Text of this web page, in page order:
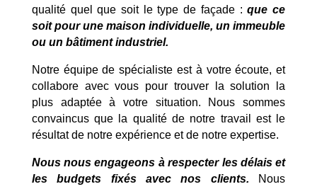
qualité quel que soit le type de façade :que ce
soit pour une maison individuelle, un immeuble
ou un bâtiment industriel.
Notre équipe de spécialiste est à votre écoute, et
collabore avec vous pour trouver la solution la
plus adaptée à votre situation. Nous sommes
convaincus que la qualité de notre travail est le
résultat de notre expérience et de notre expertise.
Nous nous engageons à respecter les délais et
les budgets fixés avec nos clients. Nous